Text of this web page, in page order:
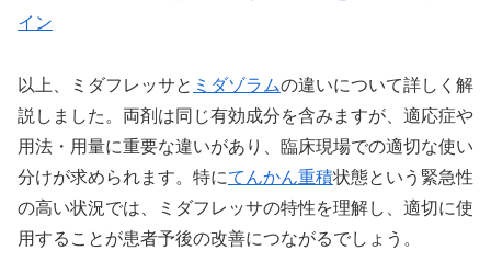
イン
以上、ミダフレッサと ミダゾラムの違いについて詳しく解
説しました。両剤は同じ有効成分を含みますが、適応症や
用法・用量に重要な違いがあり、臨床現場での適切な使い
分けが求められます。特にてんかん重積状態という緊急性
の高い状況では、ミダフレッサの特性を理解し、適切に使
用することが患者予後の改善につながるでしょう。